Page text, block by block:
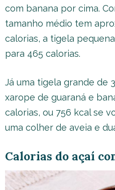
com banana por cima.
tamanho médio tem
calorias, a tigela
para 465 calorias.
Já uma tigela grande de
xarope de guaraná e
calorias, ou 756 kcal se
uma colher de aveia e
Calorias do açaí